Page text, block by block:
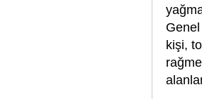
kişi,